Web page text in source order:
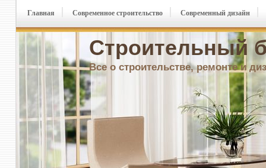
Строительный
Все о строительстве, ремонте и
Главная Современное строительство Современный дизайн